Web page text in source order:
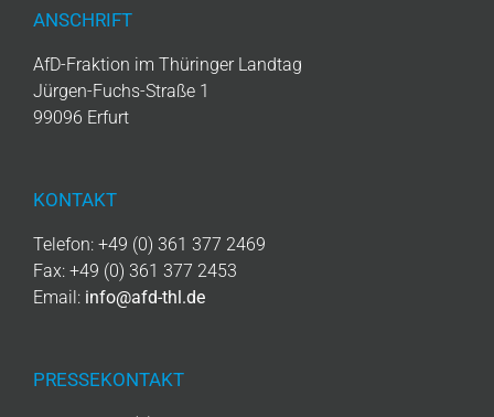
ANSCHRIFT
AfD-Fraktion im Thüringer Landtag
Jürgen-Fuchs-Straße 1
99096 Erfurt
KONTAKT
Telefon: +49 (0) 361 377 2469
Fax: +49 (0) 361 377 2453
Email: info@afd-thl.de
PRESSEKONTAKT